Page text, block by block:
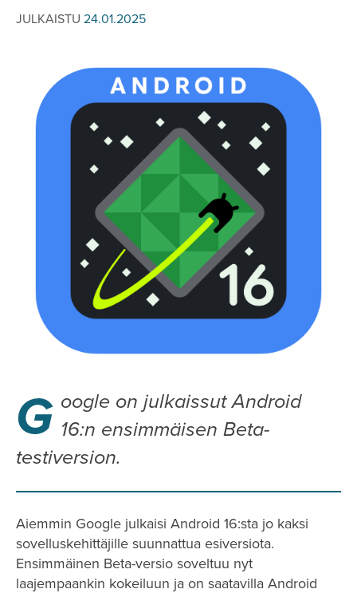
TV-OHJELMA
Hae
JULKAISTU 24.01.2025
G oogle on julkaissut Android
16:n ensimmäisen Beta-
testiversion.
Aiemmin Google julkaisi Android 16:sta jo kaksi
sovelluskehittäjille suunnattua esiversiota.
Ensimmäinen Beta-versio soveltuu nyt
laajempaankin kokeiluun ja on saatavilla Android